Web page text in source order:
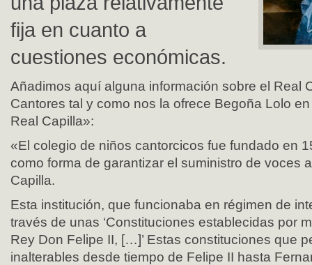
fija en cuanto a
cuestiones económicas.
Añadimos aquí alguna información sobre el Real
Cantores tal y como nos la ofrece Begoña Lolo
Real Capilla»:
«El colegio de niños cantorcicos fue fundado en
como forma de garantizar el suministro de voces
Capilla.
Esta institución, que funcionaba en régimen de
través de unas ‘Constituciones establecidas por
Rey Don Felipe II, […]’ Estas constituciones que
inalterables desde tiempo de Felipe II hasta